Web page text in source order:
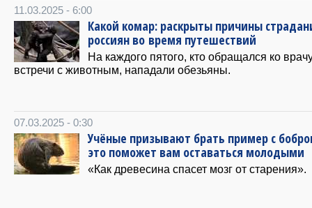
11.03.2025 - 6:00
Какой комар: раскрыты причины
россиян во время путешествий
На каждого пятого, кто обращался ко
встречи с животным, нападали обезьяны.
07.03.2025 - 0:30
Учёные призывают брать пример с
это поможет вам оставаться молодыми
«Как древесина спасет мозг от старения».